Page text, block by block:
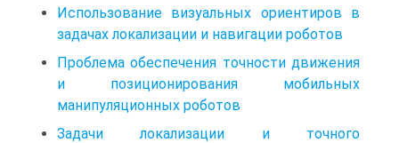
Использование визуальных ориентиров в
задачах локализации и навигации роботов
Проблема обеспечения точности движения
и позиционирования мобильных
манипуляционных роботов
Задачи локализации и точного